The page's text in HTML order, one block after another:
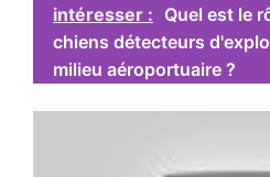
intéresser : Quel est le
chiens détecteurs
milieu aéroportuaire ?